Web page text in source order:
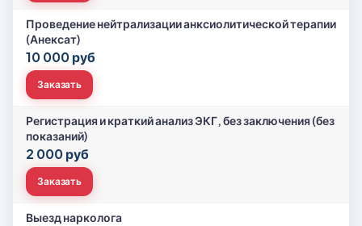
Проведение нейтрализации анксиолитической терапии
(Анексат)
10 000 руб
Заказать
Регистрация и краткий анализ ЭКГ, без заключения (без
показаний)
2 000 руб
Заказать
Выезд нарколога